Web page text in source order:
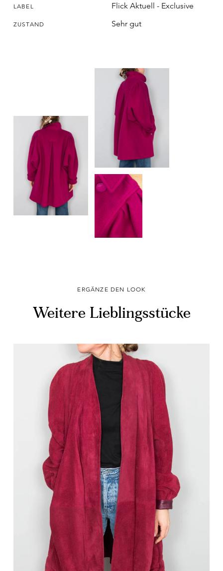
LABEL Flick Aktuell - Exclusive
ZUSTAND Sehr gut
ERGÄNZE DEN LOOK
Weitere Lieblingsstücke